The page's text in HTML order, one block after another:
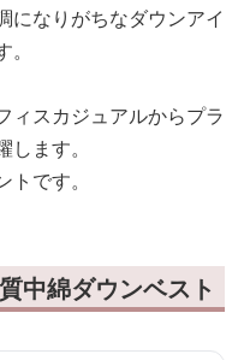
になりがちなダウンアイ
ィスカジュアルからプラ
ます。
です。
中綿ダウンベスト